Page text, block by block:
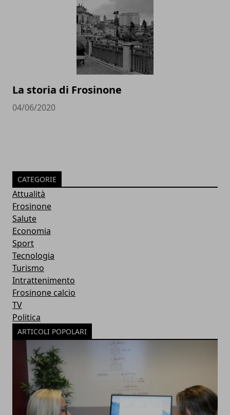
La storia di Frosinone
04/06/2020
CATEGORIE
Attualità
Frosinone
Salute
Economia
Sport
Tecnologia
Turismo
Intrattenimento
Frosinone calcio
TV
Politica
ARTICOLI POPOLARI